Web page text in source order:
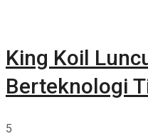
King Koil
Berteknologi
5